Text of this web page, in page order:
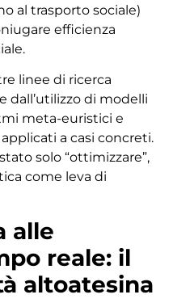
al trasporto sociale)
efficienza
linee di ricerca
di modelli
meta-euristici e
a casi concreti.
solo “ottimizzare”,
come leva di
alle
reale: il
altoatesina